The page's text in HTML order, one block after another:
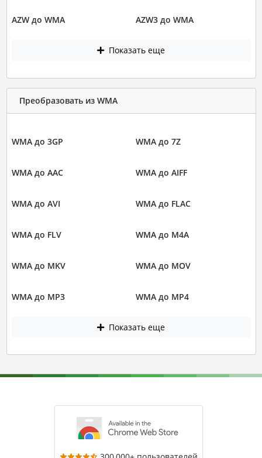
AZW до WMA AZW3 до WMA
Показать еще
Преобразовать из WMA
WMA до 3GP WMA до 7Z
WMA до AAC WMA до AIFF
WMA до AVI WMA до FLAC
WMA до FLV WMA до M4A
WMA до MKV WMA до MOV
WMA до MP3 WMA до MP4
Показать еще